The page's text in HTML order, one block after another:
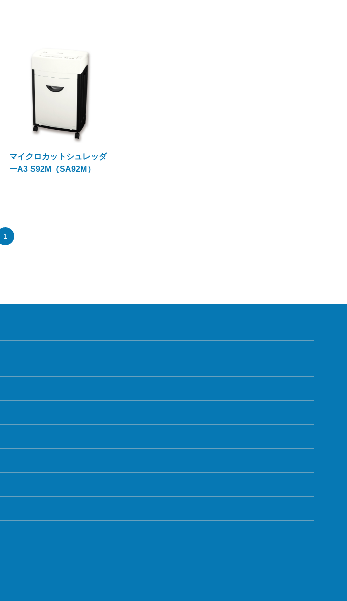
マイクロカットシュレッダ
ーA3 S92M（SA92M）
1